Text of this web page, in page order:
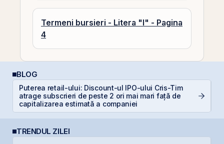
Termeni bursieri - Litera "I" - Pagina
4
BLOG
Puterea retail-ului: Discount-ul IPO-ului Cris-Tim
atrage subscrieri de peste 2 ori mai mari față de
capitalizarea estimată a companiei
TRENDUL ZILEI